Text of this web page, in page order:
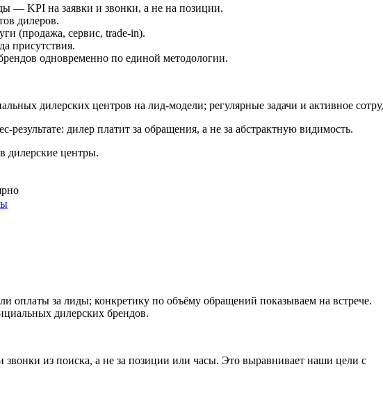
— KPI на заявки и звонки, а не на позиции.
дилеров.
(продажа, сервис, trade-in).
присутствия.
одновременно по единой методологии.
дилерских центров на лид-модели; регулярные задачи и активное
результате: дилер платит за обращения, а не за абстрактную видимость.
дилерские центры.
оплаты за лиды; конкретику по объёму обращений показываем на встрече.
дилерских брендов.
звонки из поиска, а не за позиции или часы. Это выравнивает наши цели с